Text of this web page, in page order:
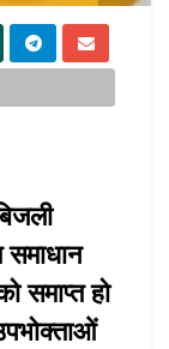
समाधान
समाप्त हो